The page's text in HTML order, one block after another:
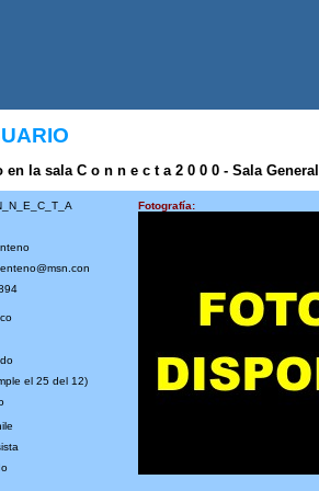
la sala C o n n e c t a 2 0 0 0 - Sala General
Fotografía:
el 25 del 12)